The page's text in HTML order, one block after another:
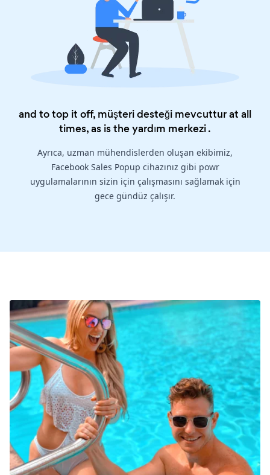
and to top it off, müşteri desteği mevcuttur at all
times, as is theyardım merkezi.
Ayrıca, uzman mühendislerden oluşan ekibimiz,
Facebook Sales Popup cihazınız gibi powr
uygulamalarının sizin için çalışmasını sağlamak için
gece gündüz çalışır.